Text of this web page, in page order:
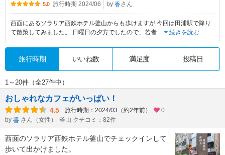
5.0 旅行時期 2024/06 by 香さん
西面にあるソラリア西鉄ホテル釜山からも歩けますが 今回は田浦駅で降り
て散策してみました。 日曜日の夕方でしたので、若者... 続きを読む
旅行時期 いいね数 満足度 投稿日
1～20件（全27件中）
おしゃれなカフェがいっぱい！
4.5 旅行時期：2024/03（約2年前）
0
by 香 さん（女性） 釜山 クチコミ：82件
西面のソラリア西鉄ホテル釜山でチェックインして
歩いて出かけました。